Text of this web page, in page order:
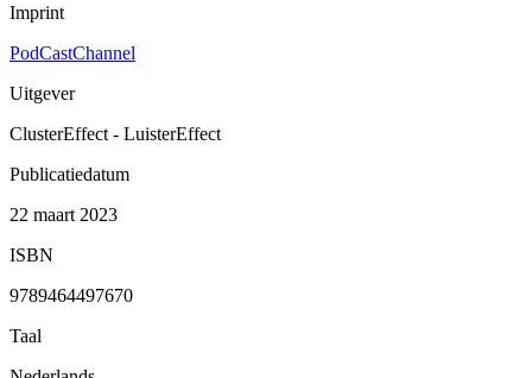
Imprint
PodCastChannel
Uitgever
ClusterEffect - LuisterEffect
Publicatiedatum
22 maart 2023
ISBN
9789464497670
Taal